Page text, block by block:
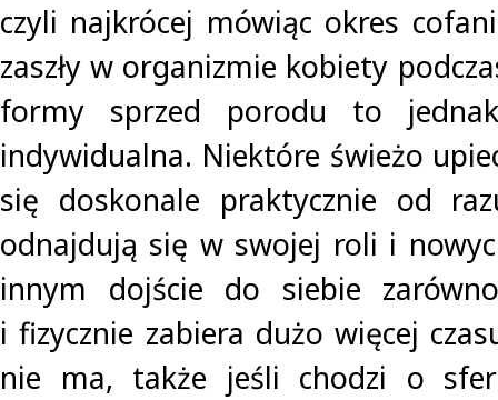
czyli najkrócej mówiąc okres
zaszły w organizmie kobiety
formy sprzed porodu to
indywidualna. Niektóre świeżo
się doskonale praktycznie od
odnajdują się w swojej roli i
innym dojście do siebie
i fizycznie zabiera dużo więcej
nie ma, także jeśli chodzi o